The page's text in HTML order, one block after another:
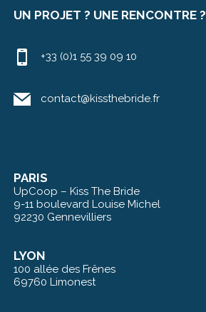
UN PROJET ? UNE RENCONTRE ?
+33 (0)1 55 39 09 10
contact@kissthebride.fr
PARIS
UpCoop – Kiss The Bride
9-11 boulevard Louise Michel
92230 Gennevilliers
LYON
100 allée des Frênes
69760 Limonest